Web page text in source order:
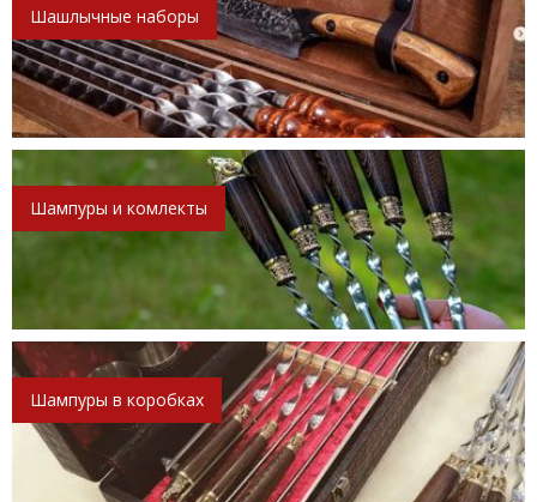
Шашлычные наборы
Шампуры и комлекты
Шампуры в коробках